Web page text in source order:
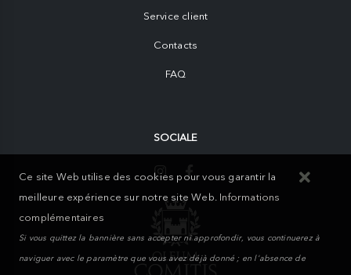
Service client
Contacts
FAQ
SOCIALE
Ce site Web utilise des cookies pour vous garantir la
meilleure expérience sur notre site Web. Informations
complémentaires
Si vous quittez la bannière sans accepter ni approfondir, vous continuerez à
naviguer avec le paramètre que vous avez déjà donné ; en l'absence de